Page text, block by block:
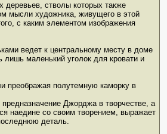
деревьев, стволы которых также
мысли художника, живущего в этой
с каким элементом изображения
ведет к центральному месту в доме
лишь маленький уголок для кровати и
преображая полутемную каморку в
Джорджа в творчестве, а
наедине со своим творением, выражает
деталь.